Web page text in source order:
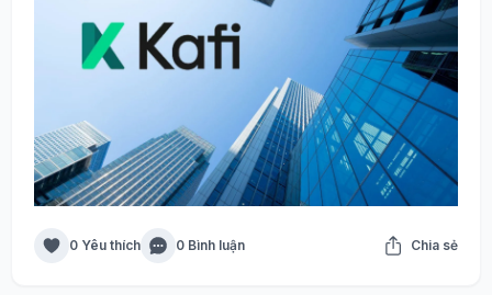
0 Yêu thích 0 Bình luận Chia sẻ